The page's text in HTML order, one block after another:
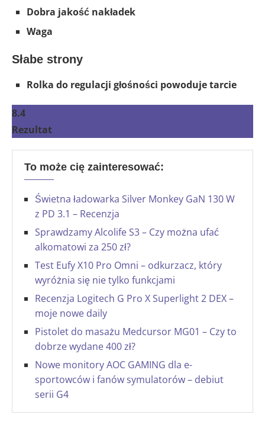
Dobra jakość nakładek
Waga
Słabe strony
Rolka do regulacji głośności powoduje tarcie
8.4
Rezultat
To może cię zainteresować:
Świetna ładowarka Silver Monkey GaN 130 W
z PD 3.1 – Recenzja
Sprawdzamy Alcolife S3 – Czy można ufać
alkomatowi za 250 zł?
Test Eufy X10 Pro Omni – odkurzacz, który
wyróżnia się nie tylko funkcjami
Recenzja Logitech G Pro X Superlight 2 DEX –
moje nowe daily
Pistolet do masażu Medcursor MG01 – Czy to
dobrze wydane 400 zł?
Nowe monitory AOC GAMING dla e-
sportowców i fanów symulatorów – debiut
serii G4